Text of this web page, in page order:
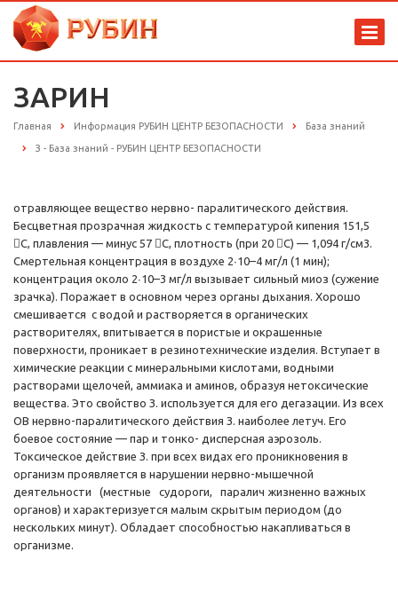
ЗАРИН
Главная Информация РУБИН ЦЕНТР БЕЗОПАСНОСТИ База знаний
З - База знаний - РУБИН ЦЕНТР БЕЗОПАСНОСТИ
отравляющее вещество нервно- паралитического действия.
Бесцветная прозрачная жидкость с температурой кипения 151,5
С, плавления — минус 57 С, плотность (при 20 С) — 1,094 г/см3.
Смертельная концентрация в воздухе 2∙10–4 мг/л (1 мин);
концентрация около 2∙10–3 мг/л вызывает сильный миоз (сужение
зрачка). Поражает в основном через органы дыхания. Хорошо
смешивается с водой и растворяется в органических
растворителях, впитывается в пористые и окрашенные
поверхности, проникает в резинотехнические изделия. Вступает в
химические реакции с минеральными кислотами, водными
растворами щелочей, аммиака и аминов, образуя нетоксические
вещества. Это свойство З. используется для его дегазации. Из всех
ОВ нервно-паралитического действия З. наиболее летуч. Его
боевое состояние — пар и тонко- дисперсная аэрозоль.
Токсическое действие З. при всех видах его проникновения в
организм проявляется в нарушении нервно-мышечной
деятельности (местные судороги, паралич жизненно важных
органов) и характеризуется малым скрытым периодом (до
нескольких минут). Обладает способностью накапливаться в
организме.